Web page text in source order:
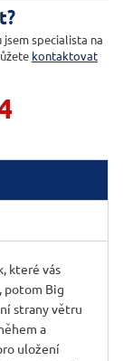
specialista na
kontaktovat
které vás
potom Big
strany větru
a
uložení